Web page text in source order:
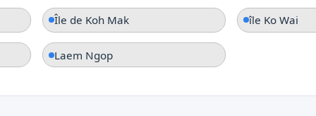
Île de Koh Mak île Ko Wai
Laem Ngop